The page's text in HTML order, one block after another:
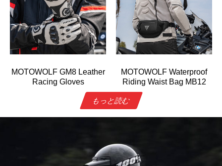
MOTOWOLF GM8 Leather
Racing Gloves
MOTOWOLF Waterproof
Riding Waist Bag MB12
もっと読む